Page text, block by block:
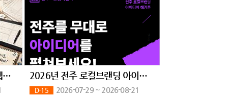
제8회 시티문화재단 청소년 웹툰 공모전 2026년 전주 로컬브랜딩 아이디어 해커톤 참가자 모집
D-15
2026-07-29 ~ 2026-08-21